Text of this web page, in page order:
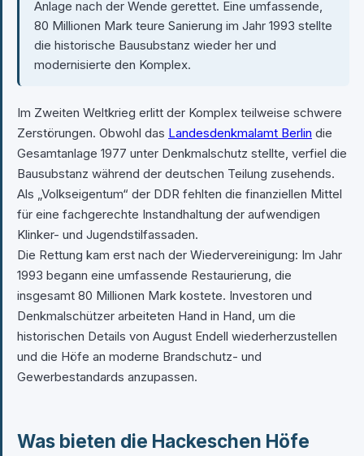
Anlage nach der Wende gerettet. Eine umfassende,
80 Millionen Mark teure Sanierung im Jahr 1993 stellte
die historische Bausubstanz wieder her und
modernisierte den Komplex.
Im Zweiten Weltkrieg erlitt der Komplex teilweise schwere
Zerstörungen. Obwohl das Landesdenkmalamt Berlin die
Gesamtanlage 1977 unter Denkmalschutz stellte, verfiel die
Bausubstanz während der deutschen Teilung zusehends.
Als „Volkseigentum“ der DDR fehlten die finanziellen Mittel
für eine fachgerechte Instandhaltung der aufwendigen
Klinker- und Jugendstilfassaden.
Die Rettung kam erst nach der Wiedervereinigung: Im Jahr
1993 begann eine umfassende Restaurierung, die
insgesamt 80 Millionen Mark kostete. Investoren und
Denkmalschützer arbeiteten Hand in Hand, um die
historischen Details von August Endell wiederherzustellen
und die Höfe an moderne Brandschutz- und
Gewerbestandards anzupassen.
Was bieten die Hackeschen Höfe